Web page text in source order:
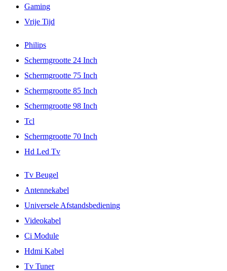
Gaming
Vrije Tijd
Philips
Schermgrootte 24 Inch
Schermgrootte 75 Inch
Schermgrootte 85 Inch
Schermgrootte 98 Inch
Tcl
Schermgrootte 70 Inch
Hd Led Tv
Tv Beugel
Antennekabel
Universele Afstandsbediening
Videokabel
Ci Module
Hdmi Kabel
Tv Tuner